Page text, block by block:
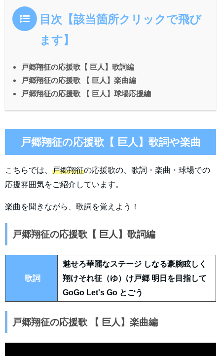
目次【該当箇所クリックで飛び
ます】
戸郷翔征の応援歌【 巨人】歌詞編
戸郷翔征の応援歌 【 巨人】楽曲編
戸郷翔征の応援歌 【 巨人】球場応援編
戸郷翔征の応援歌【 巨人】歌詞や楽曲
こちらでは、 戸郷翔征の応援歌の、歌詞・楽曲・球場での
応援雰囲気をご紹介しています。
楽曲を聞きながら、歌詞を覚えよう！
戸郷翔征の応援歌【 巨人】歌詞編
歌詞
魅せろ華麗なステージ しなる豪腕眩しく
翔けそれ征（ゆ）け戸郷 明日を目指して
GoGo Let's Go とごう
戸郷翔征の応援歌 【 巨人】楽曲編